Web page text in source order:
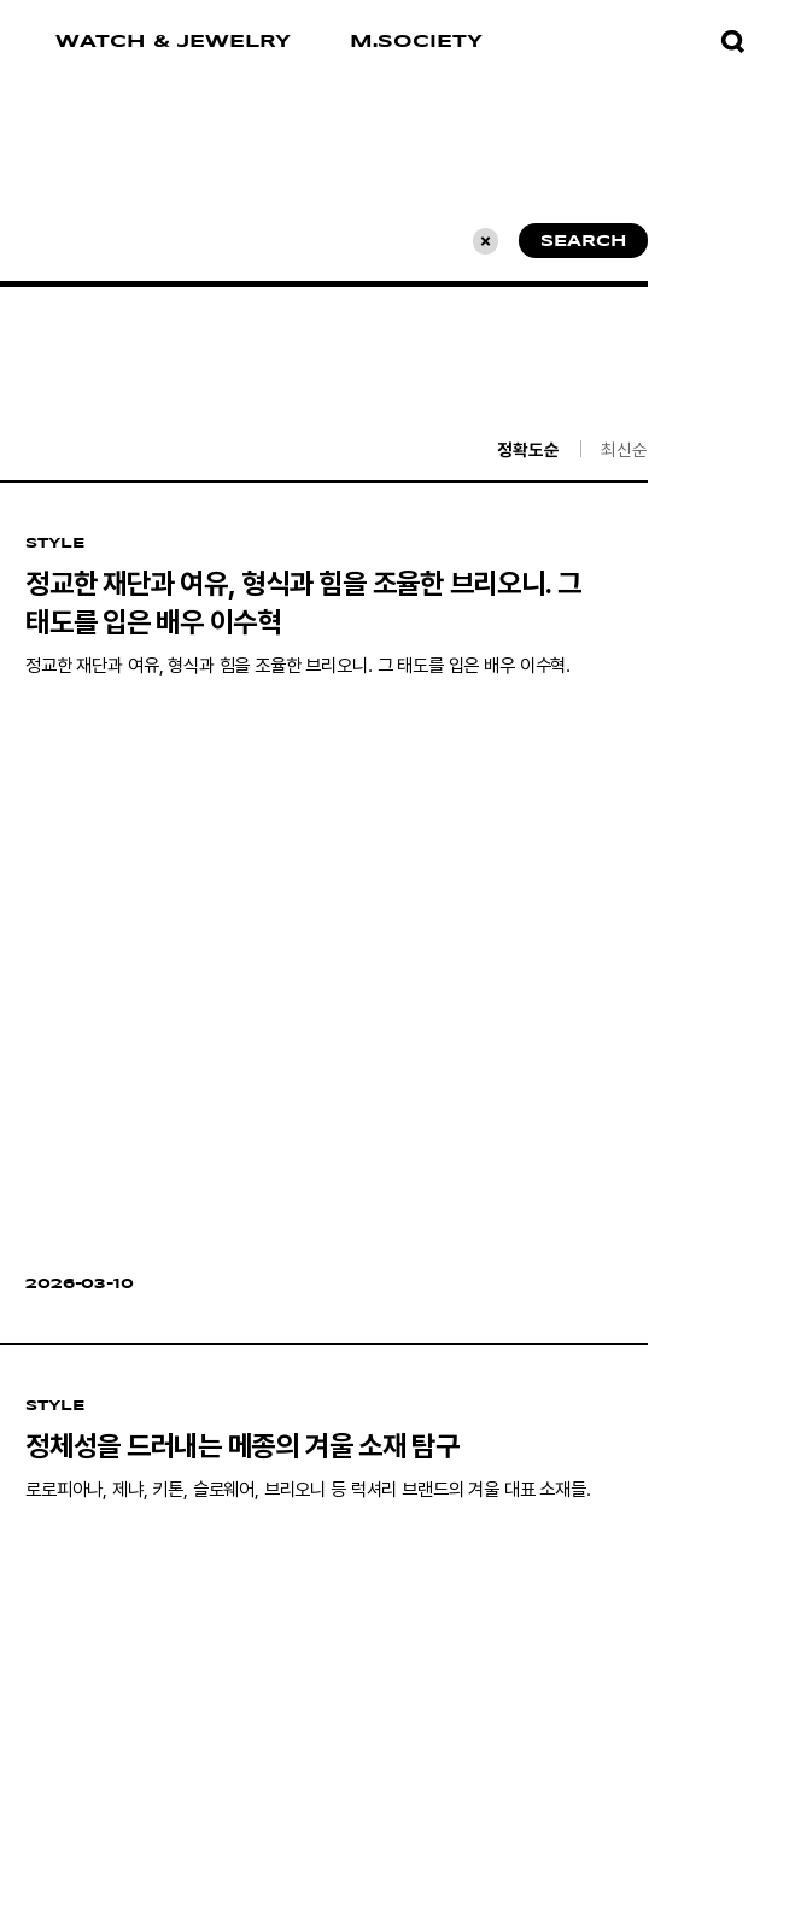
WATCH & JEWELRY M.SOCIETY
초기화 SEARCH
정확도순 최신순
STYLE
정교한 재단과 여유, 형식과 힘을 조율한 브리오니. 그
태도를 입은 배우 이수혁
정교한 재단과 여유, 형식과 힘을 조율한 브리오니. 그 태도를 입은 배우 이수혁.
2026-03-10
STYLE
정체성을 드러내는 메종의 겨울 소재 탐구
로로피아나, 제냐, 키톤, 슬로웨어, 브리오니 등 럭셔리 브랜드의 겨울 대표 소재들.